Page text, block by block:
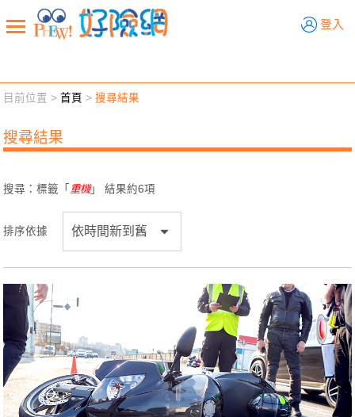
登入
新聞觀點 業務交流
退休先準備 好險學堂 輔銷工具 活動專區
目前位置 >首頁 >搜尋結果
搜尋結果
搜尋：標籤「 重機」 結果約6項
排序依據